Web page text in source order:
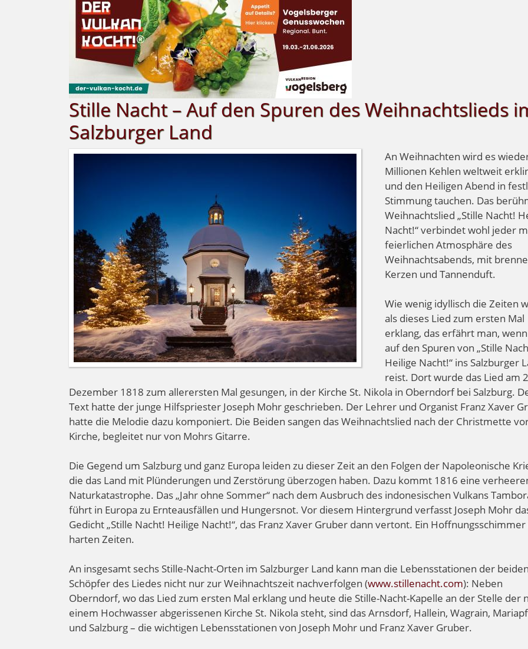
Stille Nacht – Auf den Spuren des Weihnachtslieds
Salzburger Land
An Weihnachten wird es
Millionen Kehlen weltweit
und den Heiligen Abend in
Stimmung tauchen. Das
Weihnachtslied „Stille Nacht!
Nacht!“ verbindet wohl jeder
feierlichen Atmosphäre des
Weihnachtsabends, mit
Kerzen und Tannenduft.
Wie wenig idyllisch die Zeiten
als dieses Lied zum ersten Mal
erklang, das erfährt man,
auf den Spuren von „Stille
Heilige Nacht!“ ins Salzburger
reist. Dort wurde das Lied am
Dezember 1818 zum allerersten Mal gesungen, in der Kirche St. Nikola in Oberndorf bei Salzburg.
Text hatte der junge Hilfspriester Joseph Mohr geschrieben. Der Lehrer und Organist Franz Xaver
hatte die Melodie dazu komponiert. Die Beiden sangen das Weihnachtslied nach der Christmette
Kirche, begleitet nur von Mohrs Gitarre.
Die Gegend um Salzburg und ganz Europa leiden zu dieser Zeit an den Folgen der Napoleonische
die das Land mit Plünderungen und Zerstörung überzogen haben. Dazu kommt 1816 eine
Naturkatastrophe. Das „Jahr ohne Sommer“ nach dem Ausbruch des indonesischen Vulkans
führt in Europa zu Ernteausfällen und Hungersnot. Vor diesem Hintergrund verfasst Joseph Mohr
Gedicht „Stille Nacht! Heilige Nacht!“, das Franz Xaver Gruber dann vertont. Ein Hoffnungsschimmer
harten Zeiten.
An insgesamt sechs Stille-Nacht-Orten im Salzburger Land kann man die Lebensstationen der beiden
Schöpfer des Liedes nicht nur zur Weihnachtszeit nachverfolgen (www.stillenacht.com): Neben
Oberndorf, wo das Lied zum ersten Mal erklang und heute die Stille-Nacht-Kapelle an der Stelle der
einem Hochwasser abgerissenen Kirche St. Nikola steht, sind das Arnsdorf, Hallein, Wagrain,
und Salzburg – die wichtigen Lebensstationen von Joseph Mohr und Franz Xaver Gruber.